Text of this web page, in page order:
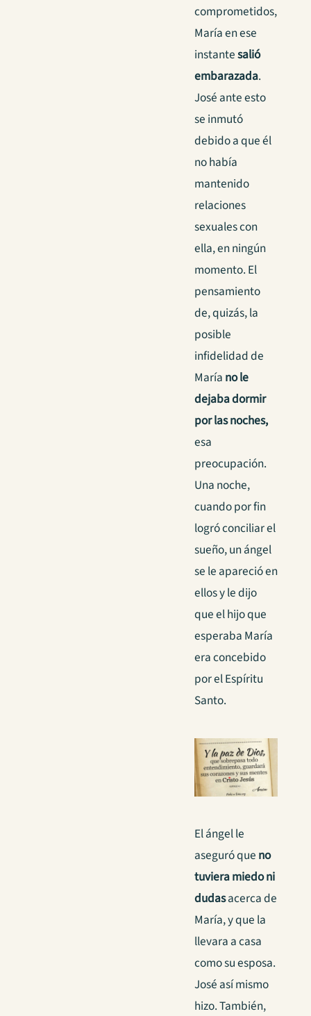
comprometidos,
María en ese
instantesalió
embarazada.
José ante esto
se inmutó
debido a que él
no había
mantenido
relaciones
sexuales con
ella, en ningún
momento. El
pensamiento
de, quizás, la
posible
infidelidad de
María no le
dejaba dormir
por lasnoches,
esa
preocupación.
Una noche,
cuando por fin
logró conciliar el
sueño, un ángel
se le apareció en
ellos y le dijo
que el hijo que
esperaba María
era concebido
por el Espíritu
Santo.
El ángel le
aseguró que no
tuviera miedo ni
dudasacerca de
María, y que la
llevara a casa
como su esposa.
José así mismo
hizo. También,